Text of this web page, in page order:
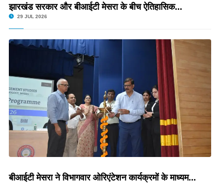
झारखंड सरकार और बीआईटी मेसरा के बीच ऐतिहासिक...
29 JUL 2026
बीआईटी मेसरा ने विभागवार ओरिएंटेशन कार्यक्रमों के माध्यम...